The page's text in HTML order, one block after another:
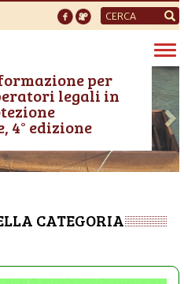
Form
di
ricerca
per
in
CATEGORIA